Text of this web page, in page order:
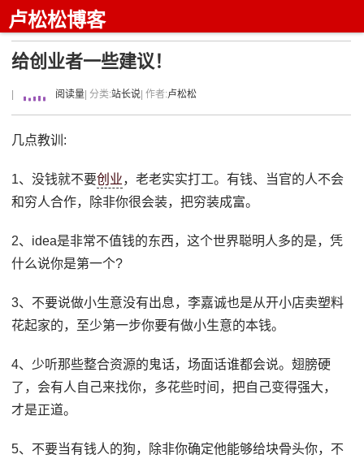
卢松松博客
给创业者一些建议！
阅读量 | 分类:站长说 | 作者:卢松松
几点教训:
1、没钱就不要创业，老老实实打工。有钱、当官的人不会
和穷人合作，除非你很会装，把穷装成富。
2、idea是非常不值钱的东西，这个世界聪明人多的是，凭
什么说你是第一个?
3、不要说做小生意没有出息，李嘉诚也是从开小店卖塑料
花起家的，至少第一步你要有做小生意的本钱。
4、少听那些整合资源的鬼话，场面话谁都会说。翅膀硬
了，会有人自己来找你，多花些时间，把自己变得强大，
才是正道。
5、不要当有钱人的狗，除非你确定他能够给块骨头你，不